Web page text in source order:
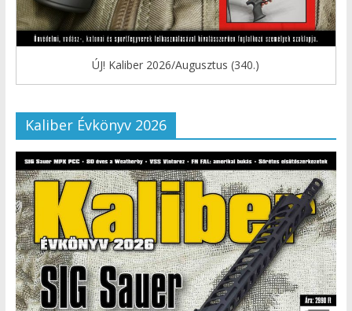
ÚJ! Kaliber 2026/Augusztus (340.)
Kaliber Évkönyv 2026